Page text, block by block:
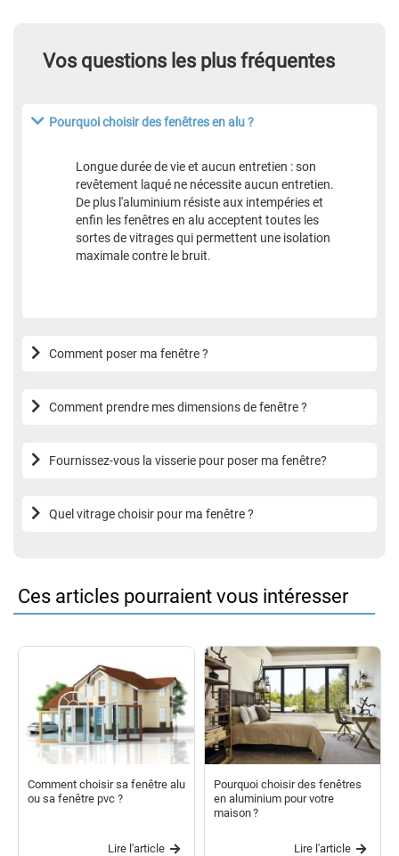
Vos questions les plus fréquentes
Pourquoi choisir des fenêtres en alu ?
Longue durée de vie et aucun entretien : son
revêtement laqué ne nécessite aucun entretien.
De plus l'aluminium résiste aux intempéries et
enfin les fenêtres en alu acceptent toutes les
sortes de vitrages qui permettent une isolation
maximale contre le bruit.
Comment poser ma fenêtre ?
Comment prendre mes dimensions de fenêtre ?
Fournissez-vous la visserie pour poser ma fenêtre?
Quel vitrage choisir pour ma fenêtre ?
Ces articles pourraient vous intéresser
Comment choisir sa fenêtre alu
ou sa fenêtre pvc ?
Lire l'article
Pourquoi choisir des fenêtres
en aluminium pour votre
maison ?
Lire l'article